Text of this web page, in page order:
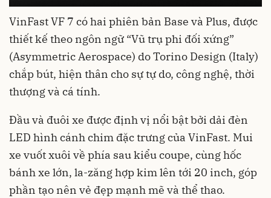
VinFastVF 7 có hai phiên bản Base và Plus, được
thiết kế theo ngôn ngữ “Vũ trụ phi đối xứng”
(Asymmetric Aerospace) do Torino Design (Italy)
chắp bút, hiện thân cho sự tự do, công nghệ, thời
thượng và cá tính.
Đầu và đuôi xe được định vị nổi bật bởi dải đèn
LED hình cánh chim đặc trưng của VinFast. Mui
xe vuốt xuôi về phía sau kiểu coupe, cùng hốc
bánh xe lớn, la-zăng hợp kim lên tới 20 inch, góp
phần tạo nên vẻ đẹp mạnh mẽ và thể thao.